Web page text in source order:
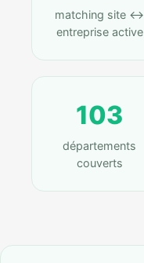
matching site ↔
entreprise active
103
départements
couverts